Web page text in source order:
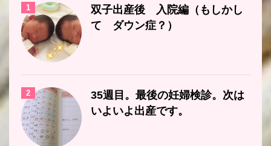
1
双子出産後 入院編（もしかし
て ダウン症？）
2
35週目。最後の妊婦検診。次は
いよいよ出産です。